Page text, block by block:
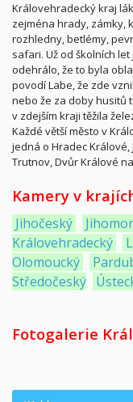
Královehradecký kraj
zejména hrady, zámky,
rozhledny, betlémy,
safari. Už od školních
odehrálo, že to byla
povodí Labe, že zde
nebo že za doby husitů
v zdejším kraji těžila
Každé větší město v
jedná o Hradec Králové,
Trutnov, Dvůr Králové
Kamery v
Jihočeský
Královehradecký
Olomoucký
Středočeský
Fotogalerie